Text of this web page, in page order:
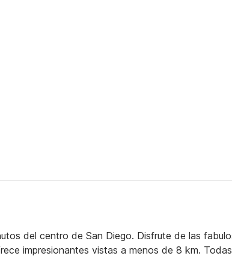
del centro de San Diego. Disfrute de las
impresionantes vistas a menos de 8 km.